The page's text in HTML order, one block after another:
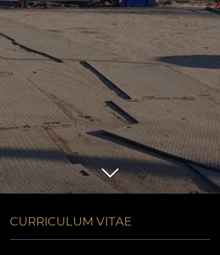
CURRICULUM VITAE